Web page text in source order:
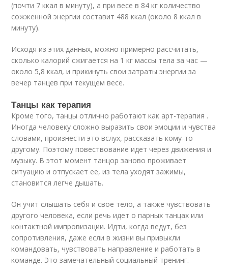
(почти 7 ккал в минуту), а при весе в 84 кг количество
сожженной энергии составит 488 ккал (около 8 ккал в
минуту).
Исходя из этих данных, можно примерно рассчитать,
сколько калорий сжигается на 1 кг массы тела за час —
около 5,8 ккал, и прикинуть свои затраты энергии за
вечер танцев при текущем весе.
Танцы как терапия
Кроме того, танцы отлично работают как арт-терапия .
Иногда человеку сложно выразить свои эмоции и чувства
словами, произнести это вслух, рассказать кому-то
другому. Поэтому повествование идет через движения и
музыку. В этот момент танцор заново проживает
ситуацию и отпускает ее, из тела уходят зажимы,
становится легче дышать.
Он учит слышать себя и свое тело, а также чувствовать
другого человека, если речь идет о парных танцах или
контактной импровизации. Идти, когда ведут, без
сопротивления, даже если в жизни вы привыкли
командовать, чувствовать направление и работать в
команде. Это замечательный социальный тренинг.